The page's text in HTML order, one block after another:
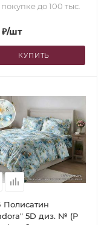
до 100 тыс.
/шт
КУПИТЬ
Полисатин
5D диз. № (Р